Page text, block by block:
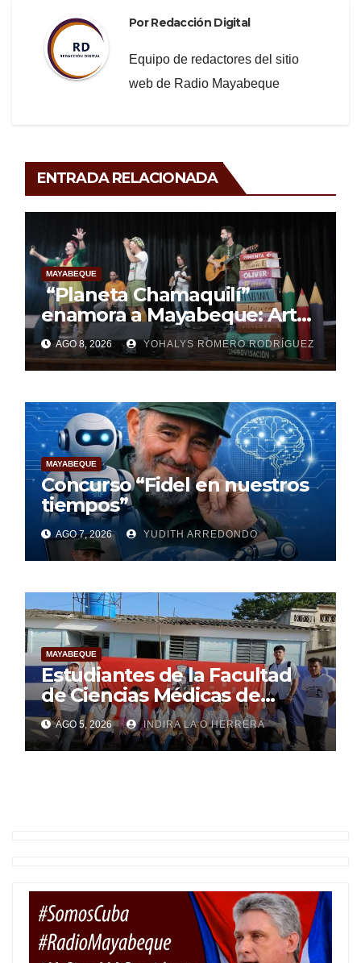
PorRedacción Digital
Equipo de redactores del sitio
web de Radio Mayabeque
ENTRADA RELACIONADA
MAYABEQUE
“Planeta Chamaquilí”
enamora a Mayabeque: Arte,
poesía y amor en la Semana
Mundial de la Lactancia
Materna
AGO 8, 2026 YOHALYS ROMERO RODRÍGUEZ
MAYABEQUE
Concurso “Fidel en nuestros
tiempos”
AGO 7, 2026 YUDITH ARREDONDO
MAYABEQUE
Estudiantes de la Facultad
de Ciencias Médicas de
Mayabeque realizan
pesquisa
AGO 5, 2026 INDIRA LA O HERRERA